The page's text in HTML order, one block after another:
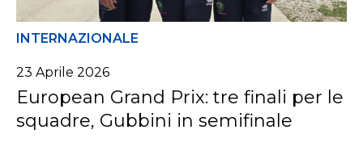
INTERNAZIONALE
23 Aprile 2026
European Grand Prix: tre finali per le
squadre, Gubbini in semifinale